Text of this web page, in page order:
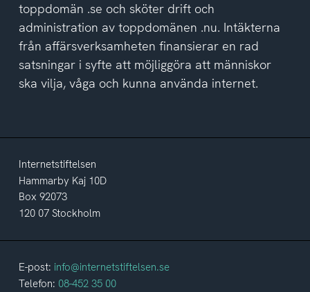
toppdomän .se och sköter drift och
administration av toppdomänen .nu. Intäkterna
från affärsverksamheten finansierar en rad
satsningar i syfte att möjliggöra att människor
ska vilja, våga och kunna använda internet.
Internetstiftelsen
Hammarby Kaj 10D
Box 92073
120 07 Stockholm
E-post: info@internetstiftelsen.se
Telefon: 08-452 35 00